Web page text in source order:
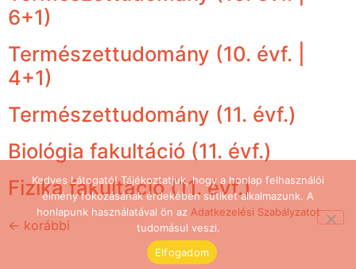
6+1)
Természettudomány (10. évf. |
4+1)
Természettudomány (11. évf.)
Biológia fakultáció (11. évf.)
Fizika fakultáció (11. évf.)
← korábbi
Kedves Látogató! Tájékoztatjuk, hogy a honlap felhasználói
élmény fokozásának érdekében sütiket alkalmazunk. A
honlapunk használatával ön az Adatkezelési Szabályzatot
tudomásul veszi.
Elfogadom